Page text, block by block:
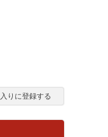
りに登録する